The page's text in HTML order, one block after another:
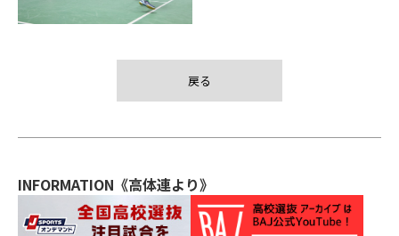
戻る
INFORMATION《高体連より》